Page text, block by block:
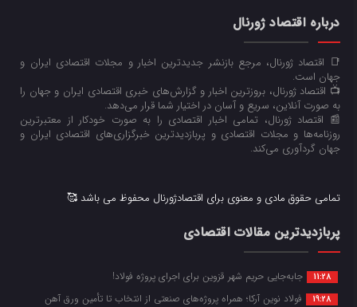
درباره اقتصاد ژورنال
📑 اقتصاد ژورنال، مرجع بازنشر جدیدترین اخبار و مجلات اقتصادی ایران و
جهان است.
📺 اقتصاد ژورنال، بروزترین اخبار و گزارش‌های خبری اقتصادی ایران و جهان را
به صورت آنلاین، سریع و آسان در اختیار شما قرار می‌‌دهد.
📰 اقتصاد ژورنال، تمامی اخبار اقتصادی را به صورت خودکار از معتبرترین
روزنامه‌ها و مجلات اقتصادی و پربازدیدترین خبرگزاری‌های اقتصادی ایران و
جهان گردآوری می‌کند.
تمامی حقوق مادی و معنوی برای اقتصادژورنال محفوظ می باشد 🥰
پربازدیدترین مقالات اقتصادی
11:28 جابه‌جایی حریم شهر قزوین برای اجرای پروژه فولاد!
19:28 فولاد نوین آرکا؛ همراه پروژه‌های صنعتی از انتخاب تا تأمین ورق آهن